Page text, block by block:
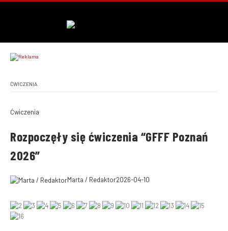
ĆWICZENIA
Ćwiczenia
Rozpoczęły się ćwiczenia “GFFF Poznań
2026”
Marta / Redaktor2026-04-10